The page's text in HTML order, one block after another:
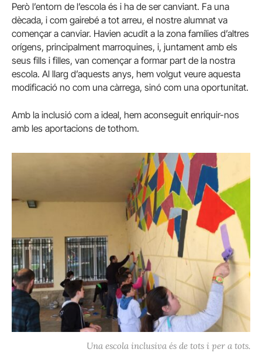
Però l’entorn de l’escola és i ha de ser canviant. Fa una
dècada, i com gairebé a tot arreu, el nostre alumnat va
començar a canviar. Havien acudit a la zona famílies d’altres
orígens, principalment marroquines, i, juntament amb els
seus fills i filles, van començar a formar part de la nostra
escola. Al llarg d’aquests anys, hem volgut veure aquesta
modificació no com una càrrega, sinó com una oportunitat.
Amb la inclusió com a ideal, hem aconseguit enriquir-nos
amb les aportacions de tothom.
Una escola inclusiva és de tots i per a tots.